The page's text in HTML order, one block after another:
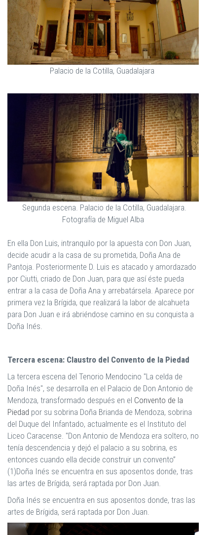
Palacio de la Cotilla, Guadalajara
Segunda escena. Palacio de la Cotilla, Guadalajara.
Fotografía de Miguel Alba
En ella Don Luis, intranquilo por la apuesta con Don Juan,
decide acudir a la casa de su prometida, Doña Ana de
Pantoja. Posteriormente D. Luis es atacado y amordazado
por Ciutti, criado de Don Juan, para que así éste pueda
entrar a la casa de Doña Ana y arrebatársela. Aparece por
primera vez la Brígida, que realizará la labor de alcahueta
para Don Juan e irá abriéndose camino en su conquista a
Doña Inés.
Tercera escena: Claustro del Convento de la Piedad
La tercera escena del Tenorio Mendocino "La celda de
Doña Inés", se desarrolla en el Palacio de Don Antonio de
Mendoza, transformado después en el Convento de la
Piedad por su sobrina Doña Brianda de Mendoza, sobrina
del Duque del Infantado, actualmente es el Instituto del
Liceo Caracense. "Don Antonio de Mendoza era soltero, no
tenía descendencia y dejó el palacio a su sobrina, es
entonces cuando ella decide construir un convento”
(1)Doña Inés se encuentra en sus aposentos donde, tras
las artes de Brígida, será raptada por Don Juan.
Doña Inés se encuentra en sus aposentos donde, tras las
artes de Brígida, será raptada por Don Juan.